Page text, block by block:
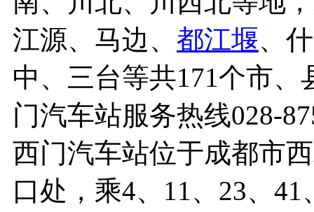
江源、马边、 都江堰、
中、三台等共171个市
门汽车站服务热线028-
西门汽车站位于成都市
口处，乘4、11、23、